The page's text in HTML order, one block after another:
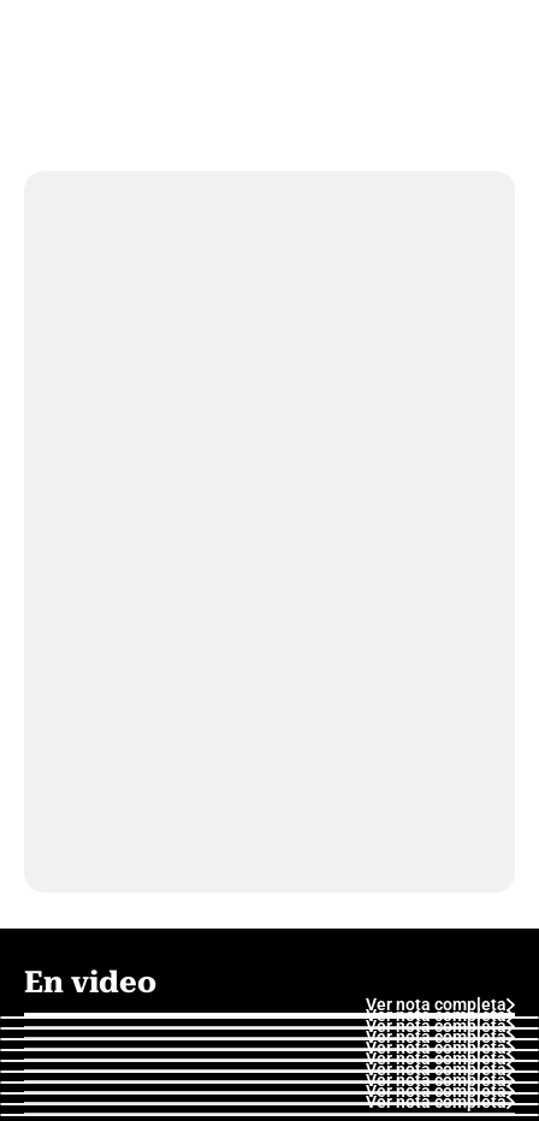
En video
Ver nota completa
Ver nota completa
Ver nota completa
Ver nota completa
Ver nota completa
Ver nota completa
Ver nota completa
Ver nota completa
Ver nota completa
Ver nota completa